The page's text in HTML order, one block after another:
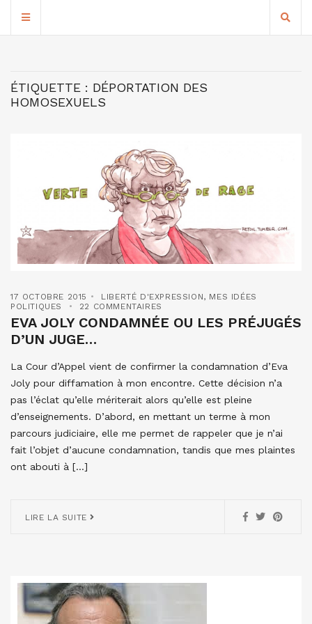
ÉTIQUETTE : DÉPORTATION DES
HOMOSEXUELS
17 OCTOBRE 2015 LIBERTÉ D'EXPRESSION, MES IDÉES
POLITIQUES
22 COMMENTAIRES
EVA JOLY CONDAMNÉE OU LES PRÉJUGÉS
D’UN JUGE…
La Cour d’Appel vient de confirmer la condamnation d’Eva
Joly pour diffamation à mon encontre. Cette décision n’a
pas l’éclat qu’elle mériterait alors qu’elle est pleine
d’enseignements. D’abord, en mettant un terme à mon
parcours judiciaire, elle me permet de rappeler que je n’ai
fait l’objet d’aucune condamnation, tandis que mes plaintes
ont abouti à […]
LIRE LA SUITE